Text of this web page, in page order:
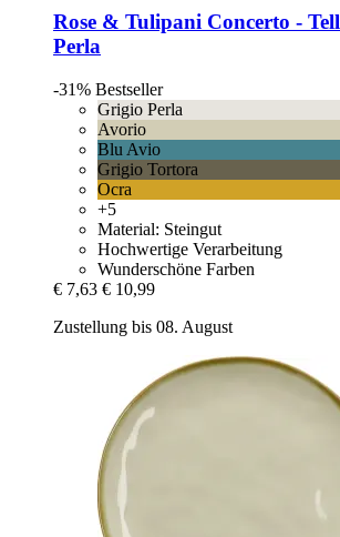
Rose & Tulipani Concerto -​
Perla
-31% Bestseller
Grigio Perla
Avorio
Blu Avio
Grigio Tortora
Ocra
+5
Material: Steingut
Hochwertige Verarbeitung
Wunderschöne Farben
€ 7,63 € 10,99
Zustellung bis 08. August